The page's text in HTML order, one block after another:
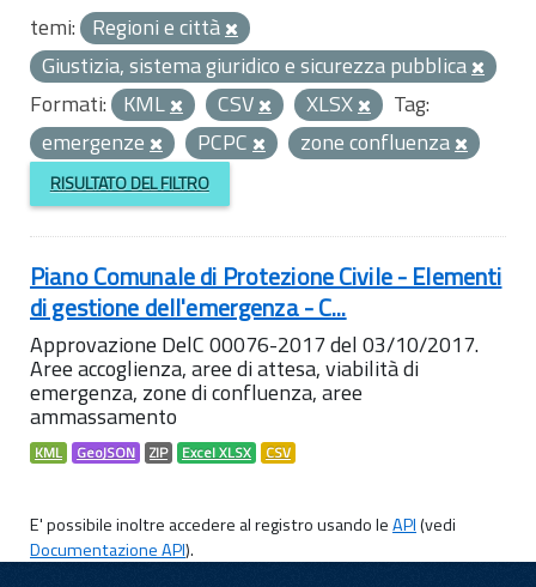
temi: Regioni e città
Giustizia, sistema giuridico e sicurezza pubblica
Formati: KML CSV XLSX
Tag:
emergenze
PCPC zone confluenza
RISULTATO DEL FILTRO
Piano Comunale di Protezione Civile - Elementi
di gestione dell'emergenza - C...
Approvazione DelC 00076-2017 del 03/10/2017.
Aree accoglienza, aree di attesa, viabilità di
emergenza, zone di confluenza, aree
ammassamento
KML GeoJSON ZIP Excel XLSX CSV
E' possibile inoltre accedere al registro usando leAPI(vedi
Documentazione API).